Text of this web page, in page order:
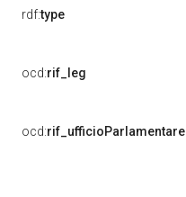
rdf:type
ocd:rif_leg
ocd:rif_ufficioParlamentare